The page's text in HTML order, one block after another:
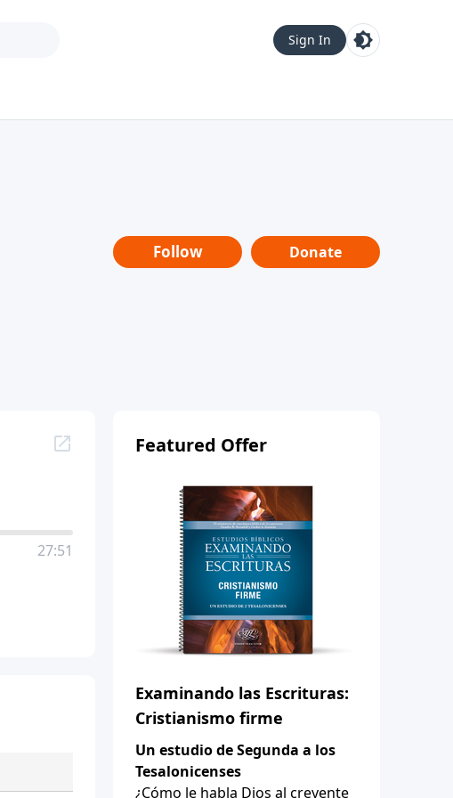
Sign In
Follow Donate
27:51
Featured Offer
Examinando las Escrituras:
Cristianismo firme
Un estudio de Segunda a los
Tesalonicenses
¿Cómo le habla Dios al creyente